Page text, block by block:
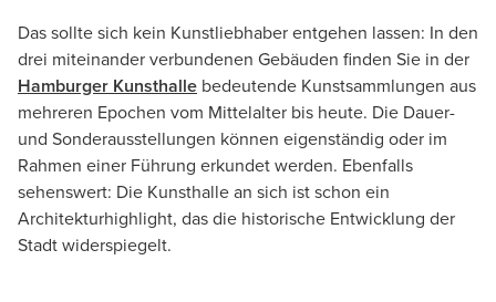
Das sollte sich kein Kunstliebhaber entgehen lassen: In den
drei miteinander verbundenen Gebäuden finden Sie in der
Hamburger Kunsthalle bedeutende Kunstsammlungen aus
mehreren Epochen vom Mittelalter bis heute. Die Dauer-
und Sonderausstellungen können eigenständig oder im
Rahmen einer Führung erkundet werden. Ebenfalls
sehenswert: Die Kunsthalle an sich ist schon ein
Architekturhighlight, das die historische Entwicklung der
Stadt widerspiegelt.